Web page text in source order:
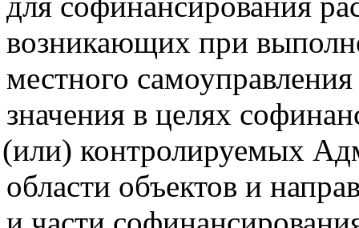
возникающих при
местного
значения в целях
(или) контролируемых
области объектов и